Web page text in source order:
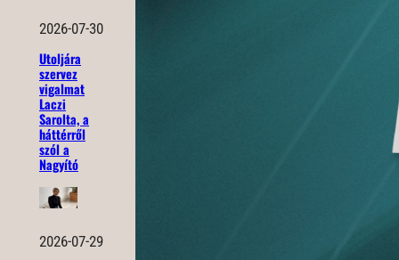
2026-07-30
Utoljára
szervez
vigalmat
Laczi
Sarolta, a
háttérről
szól a
Nagyító
2026-07-29